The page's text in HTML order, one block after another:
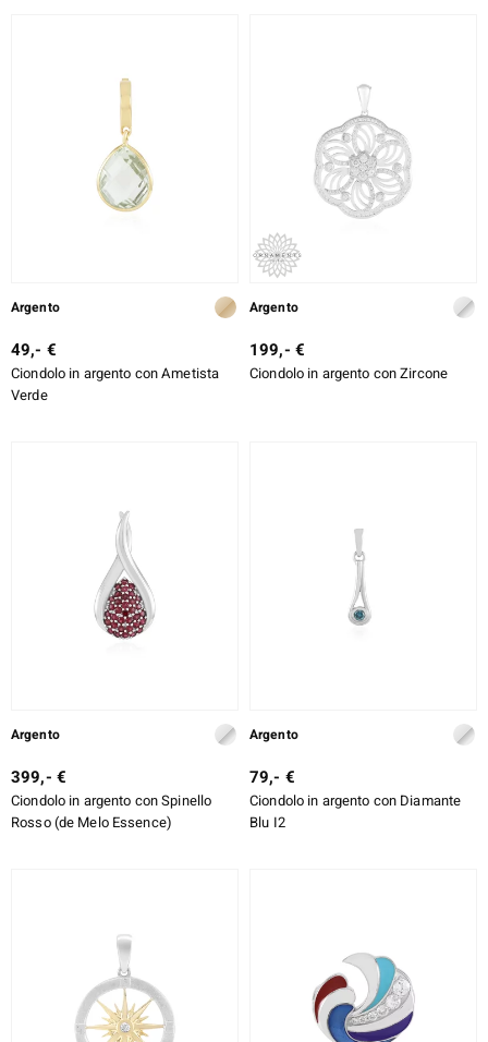
Argento
49,- €
Ciondolo in argento con Ametista
Verde
Argento
199,- €
Ciondolo in argento con Zircone
Argento
399,- €
Ciondolo in argento con Spinello
Rosso (de Melo Essence)
Argento
79,- €
Ciondolo in argento con Diamante
Blu I2